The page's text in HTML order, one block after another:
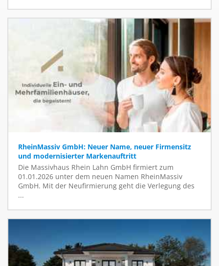
RheinMassiv GmbH: Neuer Name, neuer Firmensitz
und modernisierter Markenauftritt
Die Massivhaus Rhein Lahn GmbH firmiert zum
01.01.2026 unter dem neuen Namen RheinMassiv
GmbH. Mit der Neufirmierung geht die Verlegung des
...